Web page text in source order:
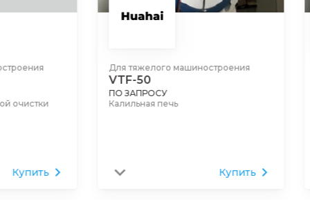
Для тяжелого машиностроения
Калильная печь
Для тяжелого